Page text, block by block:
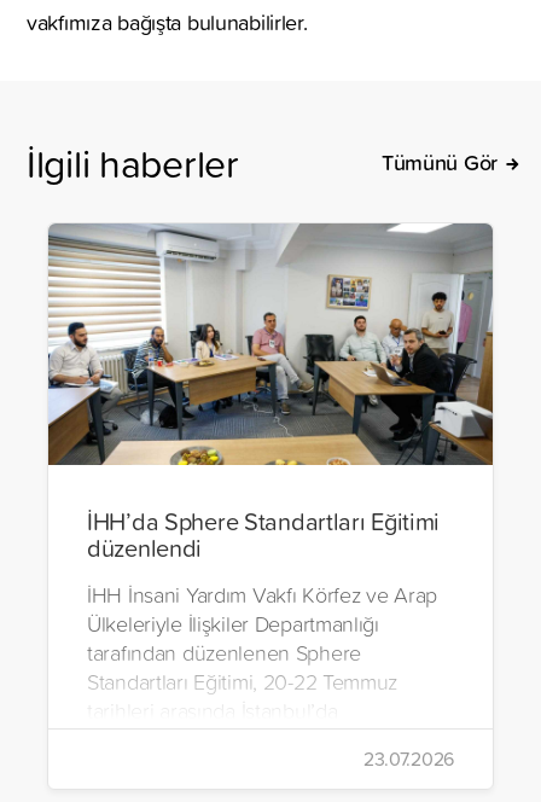
vakfımıza bağışta bulunabilirler.
İlgili haberler Tümünü Gör
İHH’da Sphere Standartları Eğitimi
düzenlendi
İHH İnsani Yardım Vakfı Körfez ve Arap
Ülkeleriyle İlişkiler Departmanlığı
tarafından düzenlenen Sphere
Standartları Eğitimi, 20-22 Temmuz
gerçekleştirildi.
23.07.2026